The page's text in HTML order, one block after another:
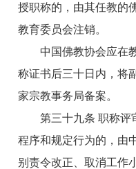
授职称的，由其任教的
教育委员会注销。
中国佛教协会应在教
称证书后三十日内，将
家宗教事务局备案。
第三十九条 职称评
程序和规定行为的，由
别责令改正、取消工作